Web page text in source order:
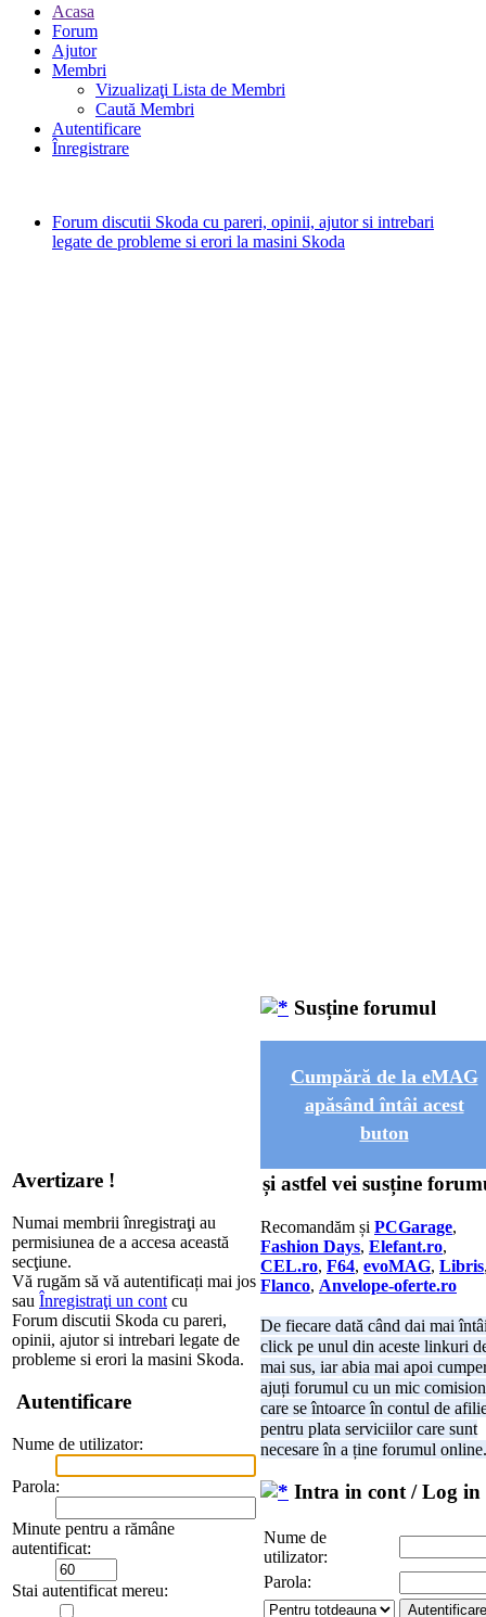
Acasa
Forum
Ajutor
Membri
Vizualizaţi Lista de Membri
Caută Membri
Autentificare
Înregistrare
Forum discutii Skoda cu pareri, opinii, ajutor si intrebari
legate de probleme si erori la masini Skoda
Avertizare !
Numai membrii înregistraţi au
permisiunea de a accesa această
secţiune.
Vă rugăm să vă autentificați mai jos
sau Înregistraţi un cont cu
Forum discutii Skoda cu pareri,
opinii, ajutor si intrebari legate de
probleme si erori la masini Skoda.
Autentificare
Nume de utilizator:
Parola:
Minute pentru a rămâne
autentificat:
Stai autentificat mereu:
Susține forumul
Cumpără de la eMAG
apăsând întâi acest
buton
și astfel vei susține
Recomandăm și PCGarage,
Fashion Days, Elefant.ro,
CEL.ro, F64, evoMAG, Libris
Flanco, Anvelope-oferte.ro
De fiecare dată când dai mai
click pe unul din aceste linkuri
mai sus, iar abia mai apoi
ajuți forumul cu un mic comision
care se întoarce în contul de
pentru plata serviciilor care sunt
necesare în a ține forumul online.
Intra in cont / Log in
Nume de
utilizator:
Parola: